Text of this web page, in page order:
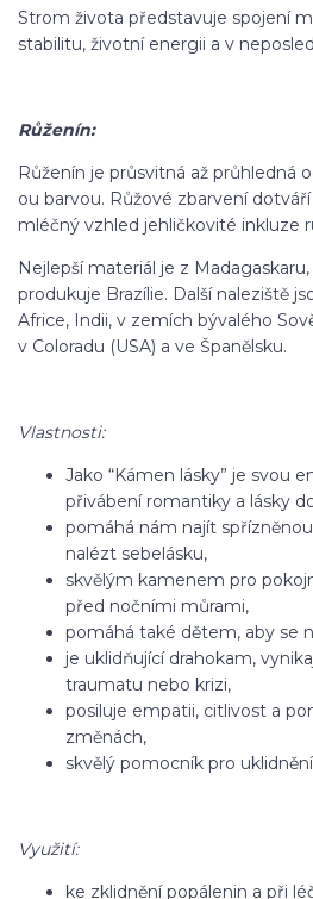
Strom života představuje spojení
stabilitu, životní energii a v
Růženín:
Růženín je průsvitná až průhledná
ou barvou. Růžové zbarvení
mléčný vzhled jehličkovité inkluze
Nejlepší materiál je z
produkuje Brazílie. Další naleziště
Africe, Indii, v zemích bývalého
v Coloradu (USA) a ve Španělsku.
Vlastnosti:
Jako “Kámen lásky” je svou
přivábení romantiky a lásky
pomáhá nám najít
nalézt sebelásku,
skvělým kamenem pro
před nočními můrami,
pomáhá také dětem, aby se
je uklidňující drahokam,
traumatu nebo krizi,
posiluje empatii, citlivost a
změnách,
skvělý pomocník pro
Využití:
ke zklidnění popálenin a při